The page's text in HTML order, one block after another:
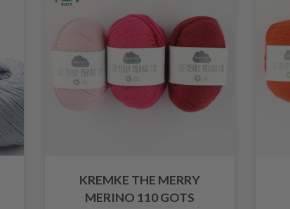
KREMKE THE MERRY
MERINO 110 GOTS